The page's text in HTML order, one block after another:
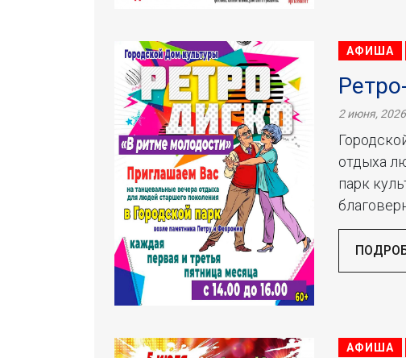
АФИША
2 июня, 2026
отдыха
парк
АФИША